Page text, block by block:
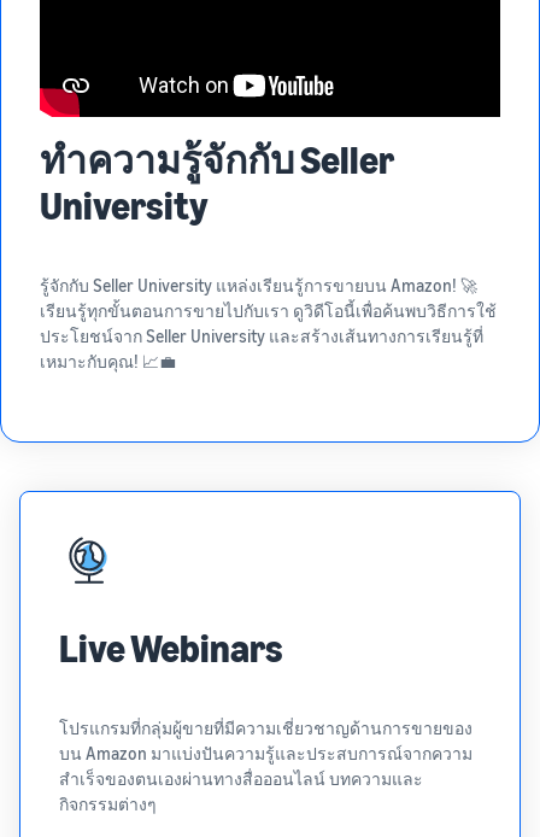
ทำความรู้จักกับ Seller
University
รู้จักกับ Seller University แหล่งเรียนรู้การขายบน Amazon! 🚀
เรียนรู้ทุกขั้นตอนการขายไปกับเรา ดูวิดีโอนี้เพื่อค้นพบวิธีการใช้
ประโยชน์จาก Seller University และสร้างเส้นทางการเรียนรู้ที่
เหมาะกับคุณ! 📈💼
Live Webinars
โปรแกรมที่กลุ่มผู้ขายที่มีความเชี่ยวชาญด้านการขายของ
บน Amazon มาแบ่งปันความรู้และประสบการณ์จากความ
สำเร็จของตนเองผ่านทางสื่อออนไลน์ บทความและ
กิจกรรมต่างๆ